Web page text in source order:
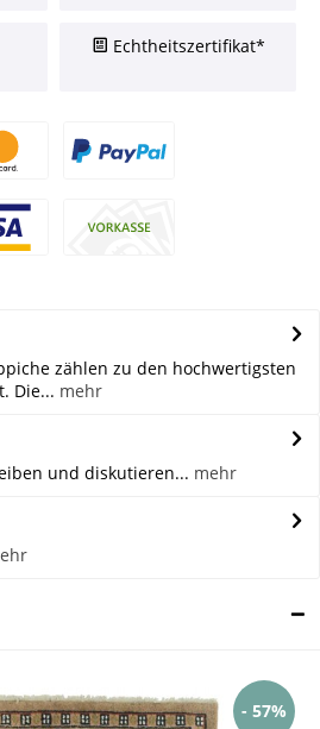
Echtheitszertifikat*
zählen zu den hochwertigsten
Die... mehr
und diskutieren... mehr
- 57%